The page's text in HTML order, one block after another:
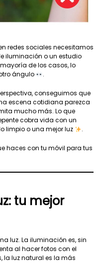
redes sociales necesitamos
iluminación o un estudio
de los casos, lo
ángulo
.
conseguimos que
escena cotidiana parezca
mucho más. Lo que
cobra vida con un
limpio o una mejor luz
.
haces con tu móvil para tus
tu mejor
luz. La iluminación es, sin
al hacer fotos con el
la luz natural es la más